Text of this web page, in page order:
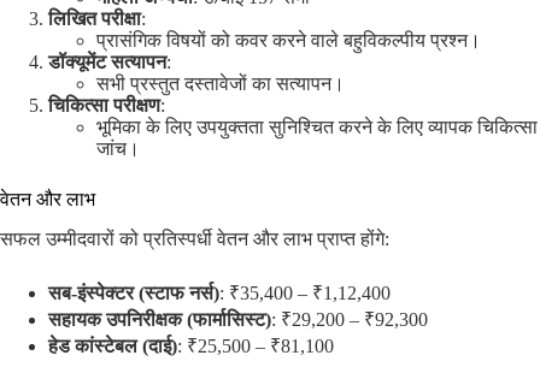
लिखित परीक्षा:
प्रासंगिक विषयों को कवर करने वाले बहुविकल्पीय प्रश्न।
डॉक्यूमेंट सत्यापन:
सभी प्रस्तुत दस्तावेजों का सत्यापन।
चिकित्सा परीक्षण:
भूमिका के लिए उपयुक्तता सुनिश्चित करने के लिए व्यापक चिकित्सा
जांच।
वेतन और लाभ
सफल उम्मीदवारों को प्रतिस्पर्धी वेतन और लाभ प्राप्त होंगे:
सब-इंस्पेक्टर (स्टाफ नर्स): ₹35,400 – ₹1,12,400
सहायक उपनिरीक्षक (फार्मासिस्ट): ₹29,200 – ₹92,300
हेड कांस्टेबल (दाई): ₹25,500 – ₹81,100